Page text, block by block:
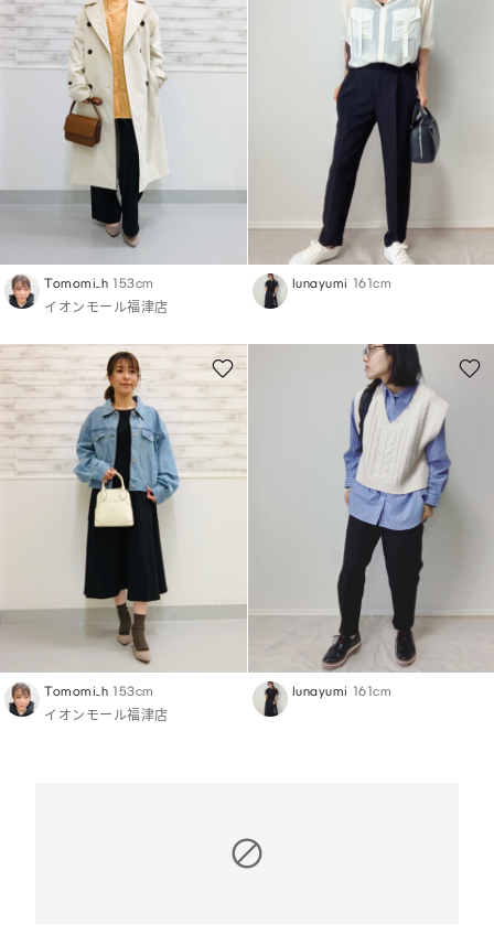
Tomomi_h 153cm
イオンモール福津店
lunayumi 161cm
Tomomi_h 153cm
イオンモール福津店
lunayumi 161cm